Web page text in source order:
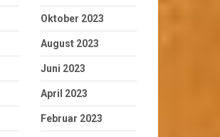
Oktober 2023
August 2023
Juni 2023
April 2023
Februar 2023